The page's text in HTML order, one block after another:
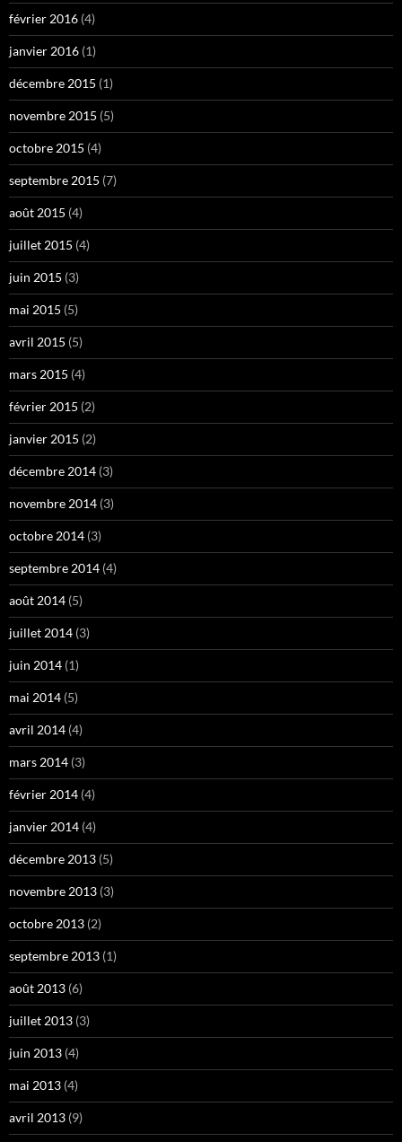
février 2016 (4)
janvier 2016 (1)
décembre 2015 (1)
novembre 2015 (5)
octobre 2015 (4)
septembre 2015 (7)
août 2015 (4)
juillet 2015 (4)
juin 2015 (3)
mai 2015 (5)
avril 2015 (5)
mars 2015 (4)
février 2015 (2)
janvier 2015 (2)
décembre 2014 (3)
novembre 2014 (3)
octobre 2014 (3)
septembre 2014 (4)
août 2014 (5)
juillet 2014 (3)
juin 2014 (1)
mai 2014 (5)
avril 2014 (4)
mars 2014 (3)
février 2014 (4)
janvier 2014 (4)
décembre 2013 (5)
novembre 2013 (3)
octobre 2013 (2)
septembre 2013 (1)
août 2013 (6)
juillet 2013 (3)
juin 2013 (4)
mai 2013 (4)
avril 2013 (9)